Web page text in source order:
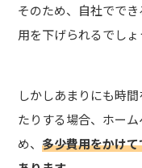
そのため、自社でで
用を下げられるでしょ
しかしあまりにも時
たりする場合、ホー
め、多少費用をかけ